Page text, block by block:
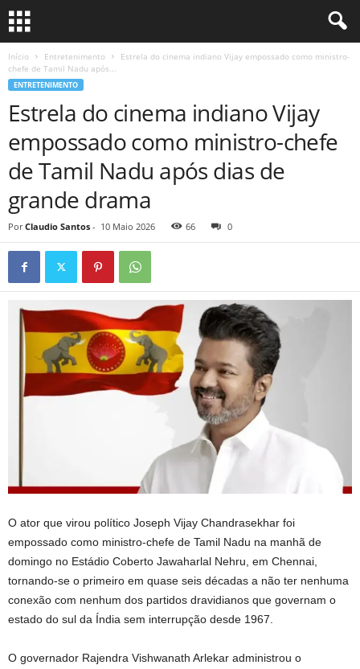
Início Entretenimento
Estrela do cinema indiano Vijay empossado como ministro-
chefe de Tamil Nadu após...
ENTRETENIMENTO
Estrela do cinema indiano Vijay
empossado como ministro-chefe
de Tamil Nadu após dias de
grande drama
Por Claudio Santos - 10 Maio 2026 66 0
O ator que virou político Joseph Vijay Chandrasekhar foi
empossado como ministro-chefe de Tamil Nadu na manhã de
domingo no Estádio Coberto Jawaharlal Nehru, em Chennai,
tornando-se o primeiro em quase seis décadas a não ter nenhuma
conexão com nenhum dos partidos dravidianos que governam o
estado do sul da Índia sem interrupção desde 1967.
O governador Rajendra Vishwanath Arlekar administrou o